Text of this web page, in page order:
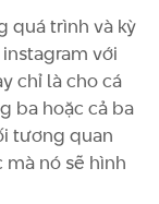
quá trình và kỳ
với
chỉ là cho cá
ba hoặc cả ba
tương quan
nó sẽ hình